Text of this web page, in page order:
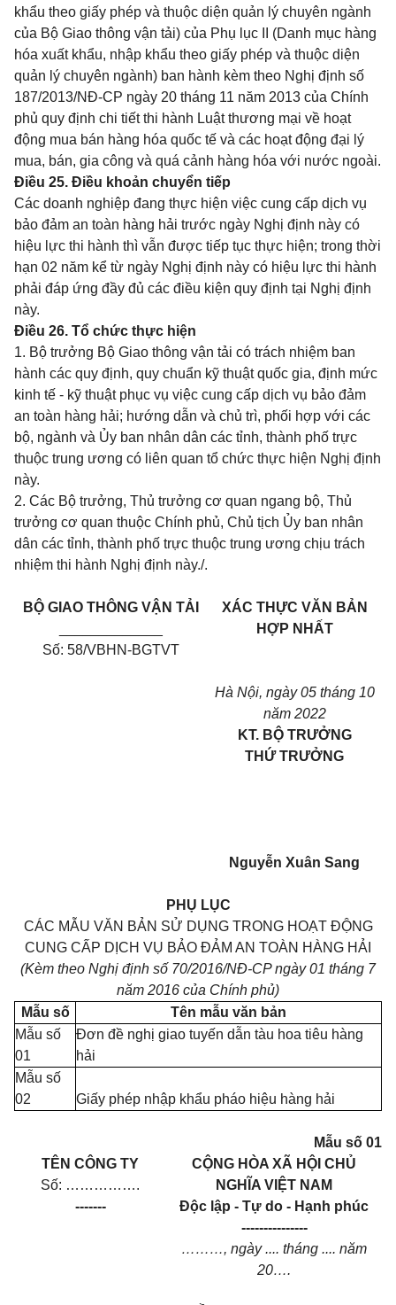
khẩu theo giấy phép và thuộc diện quản lý chuyên ngành
của Bộ Giao thông vận tải) của Phụ lục II
(Danh mục hàng
hóa xuất khẩu, nhập khẩu theo giấy phép và thuộc diện
quản lý chuyên ngành) ban hành kèm theo Nghị định số
187/2013/NĐ-CP ngày 20 tháng 11 năm 2013 của Chính
phủ quy định chi tiết thi hành Luật thương mại về hoạt
động mua bán hàng hóa quốc tế và các hoạt động đại lý
mua, bán, gia công và quá cảnh hàng hóa với nước ngoài.
Điều 25. Điều khoản chuyển tiếp
Các doanh nghiệp đang thực hiện việc cung cấp dịch vụ
bảo đảm an toàn hàng hải trước ngày Nghị định này có
hiệu lực thi hành thì vẫn được tiếp tục thực hiện; trong thời
hạn 02 năm kể từ ngày Nghị định này có hiệu lực thi hành
phải đáp ứng đầy đủ các điều kiện quy định tại Nghị định
này.
Điều 26. Tổ chức thực hiện
1. Bộ trưởng Bộ Giao thông vận tải có trách nhiệm ban
hành các quy định, quy chuẩn kỹ thuật quốc gia, định mức
kinh tế - kỹ thuật phục vụ việc cung cấp dịch vụ bảo đảm
an toàn hàng hải; hướng dẫn và chủ trì, phối hợp với các
bộ, ngành và Ủy ban nhân dân các tỉnh, thành phố trực
thuộc trung ương có liên quan tổ chức thực hiện Nghị định
này.
2. Các Bộ trưởng, Thủ trưởng cơ quan ngang bộ, Thủ
trưởng cơ quan thuộc Chính phủ, Chủ tịch Ủy ban nhân
dân các tỉnh, thành phố trực thuộc trung ương chịu trách
nhiệm thi hành Nghị định này./.
BỘ GIAO THÔNG VẬN TẢI
Số: 58/VBHN-BGTVT
XÁC THỰC VĂN BẢN
HỢP NHẤT
Hà Nội, ngày 05 tháng 10
năm 2022
KT. BỘ TRƯỞNG
THỨ TRƯỞNG
Nguyễn Xuân Sang
PHỤ LỤC
CÁC MẪU VĂN BẢN SỬ DỤNG TRONG HOẠT ĐỘNG
CUNG CẤP DỊCH VỤ BẢO ĐẢM AN TOÀN HÀNG HẢI
(Kèm theo Nghị định số 70/2016/NĐ-CPngày 01 tháng 7
năm 2016 của Chính phủ)
Mẫu số
Tên mẫu văn bản
Mẫu số
01
Đơn đề nghị giao tuyến dẫn tàu hoa tiêu hàng
hải
Mẫu số
02
Giấy phép nhập khẩu pháo hiệu hàng hải
Mẫu số 01
TÊN CÔNG TY
Số: …………….
-------
CỘNG HÒA XÃ HỘI CHỦ
NGHĨA VIỆT NAM
Độc lập - Tự do - Hạnh phúc
---------------
………, ngày .... tháng .... năm
20….